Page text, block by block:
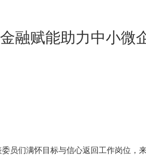
融赋能助力中小微
员们满怀目标与信心返回工作岗位，